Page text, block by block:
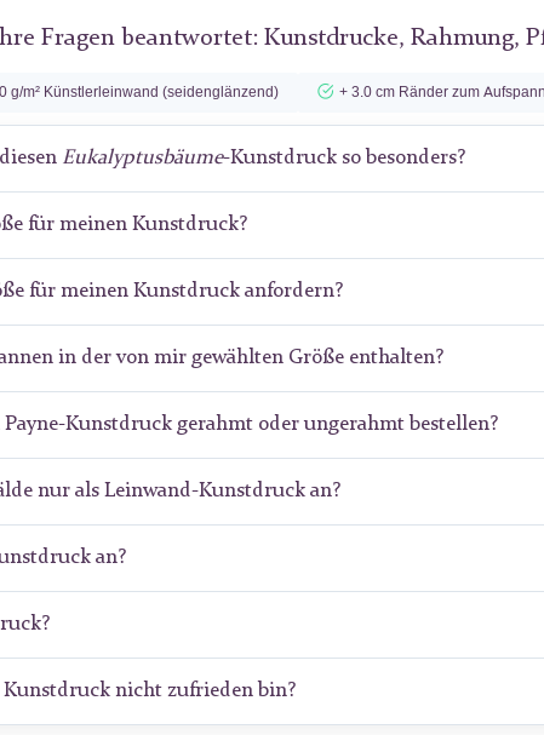
Fragen beantwortet: Kunstdrucke, Rahmung,
g/m² Künstlerleinwand (seidenglänzend) + 3.0 cm Ränder zum
Eukalyptusbäume-Kunstdruck so besonders?
für meinen Kunstdruck?
für meinen Kunstdruck anfordern?
in der von mir gewählten Größe enthalten?
Kunstdruck gerahmt oder ungerahmt bestellen?
nur als Leinwand-Kunstdruck an?
an?
nicht zufrieden bin?